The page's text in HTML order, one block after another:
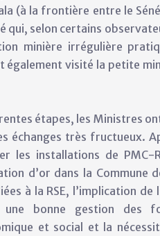
(à la frontière entre le
qui, selon certains
minière irrégulière
visité la petite
étapes, les Ministres
échanges très fructueux.
les installations de PMC-
d’or dans la Commune
à la RSE, l’implication
une bonne gestion des
et social et la